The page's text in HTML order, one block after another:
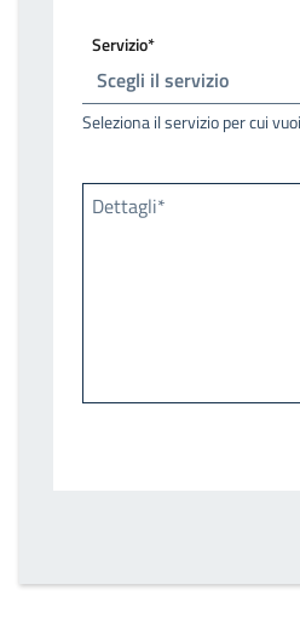
Servizio*
Seleziona il servizio per cui
Dettagli*